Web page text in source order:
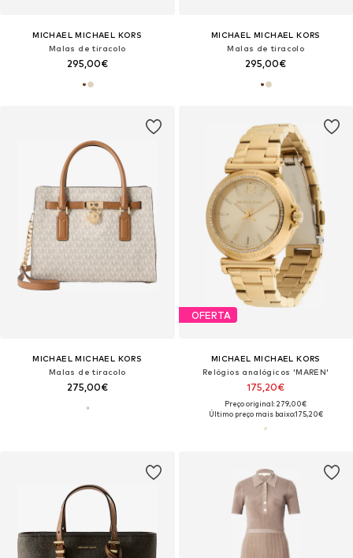
MICHAEL MICHAEL KORS
Malas de tiracolo
295,00€
MICHAEL MICHAEL KORS
Malas de tiracolo
295,00€
MICHAEL MICHAEL KORS
Malas de tiracolo
275,00€
OFERTA
MICHAEL MICHAEL KORS
Relógios analógicos 'MAREN'
175,20€
Preço original: 279,00€
Último preço mais baixo:175,20€